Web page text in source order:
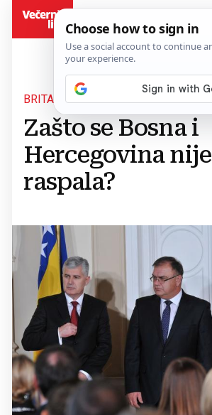
BRITANSKI ECONOMIST
Zašto se Bosna i
Hercegovina nije
raspala?